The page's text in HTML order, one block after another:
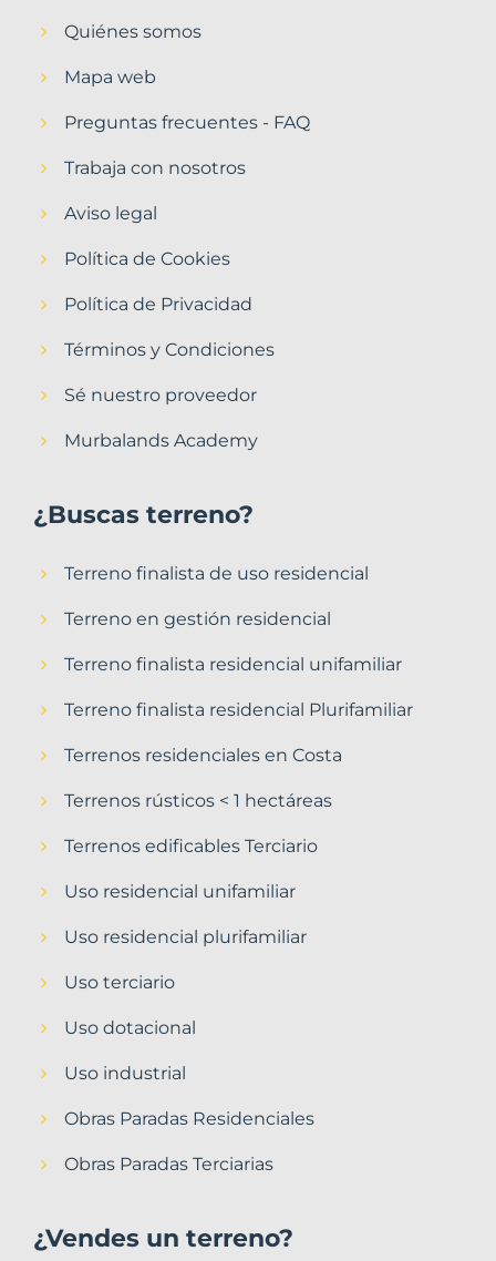
Quiénes somos
Mapa web
Preguntas frecuentes - FAQ
Trabaja con nosotros
Aviso legal
Política de Cookies
Política de Privacidad
Términos y Condiciones
Sé nuestro proveedor
Murbalands Academy
¿Buscas terreno?
Terreno finalista de uso residencial
Terreno en gestión residencial
Terreno finalista residencial unifamiliar
Terreno finalista residencial Plurifamiliar
Terrenos residenciales en Costa
Terrenos rústicos < 1 hectáreas
Terrenos edificables Terciario
Uso residencial unifamiliar
Uso residencial plurifamiliar
Uso terciario
Uso dotacional
Uso industrial
Obras Paradas Residenciales
Obras Paradas Terciarias
¿Vendes un terreno?